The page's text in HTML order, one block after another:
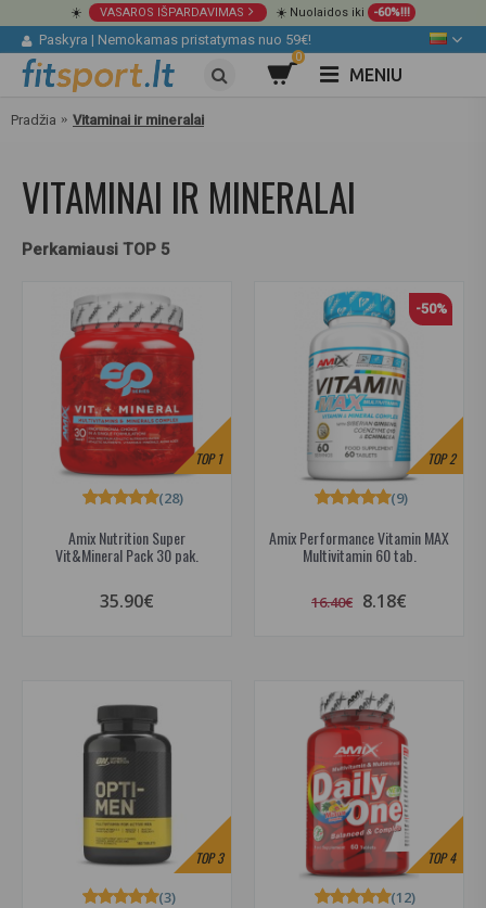
☀️ VASAROS IŠPARDAVIMAS ☀️ Nuolaidos iki -60%!!!
Paskyra | Nemokamas pristatymas nuo 59€!
0
MENIU
Pradžia Vitaminai ir mineralai
VITAMINAI IR MINERALAI
Perkamiausi TOP 5
TOP1
Amix Nutrition Super
Vit&Mineral Pack 30 pak.
(28)
35.90€
TOP2
-50%
Amix Performance Vitamin MAX
Multivitamin 60 tab.
(9)
16.40€ 8.18€
TOP3
(3)
TOP4
(12)